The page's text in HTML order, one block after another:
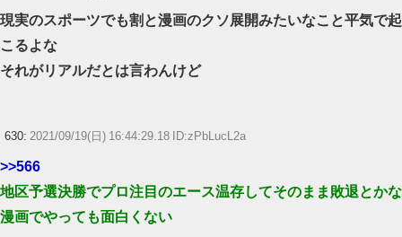
現実のスポーツでも割と漫画のクソ展開みたいなこと平気で起
こるよな
それがリアルだとは言わんけど
630: 2021/09/19(日) 16:44:29.18 ID:zPbLucL2a
>>566
地区予選決勝でプロ注目のエース温存してそのまま敗退とかな
漫画でやっても面白くない